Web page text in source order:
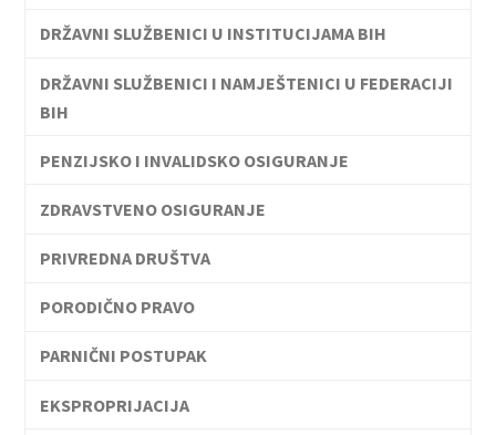
DRŽAVNI SLUŽBENICI U INSTITUCIJAMA BIH
DRŽAVNI SLUŽBENICI I NAMJEŠTENICI U FEDERACIJI
BIH
PENZIJSKO I INVALIDSKO OSIGURANJE
ZDRAVSTVENO OSIGURANJE
PRIVREDNA DRUŠTVA
PORODIČNO PRAVO
PARNIČNI POSTUPAK
EKSPROPRIJACIJA